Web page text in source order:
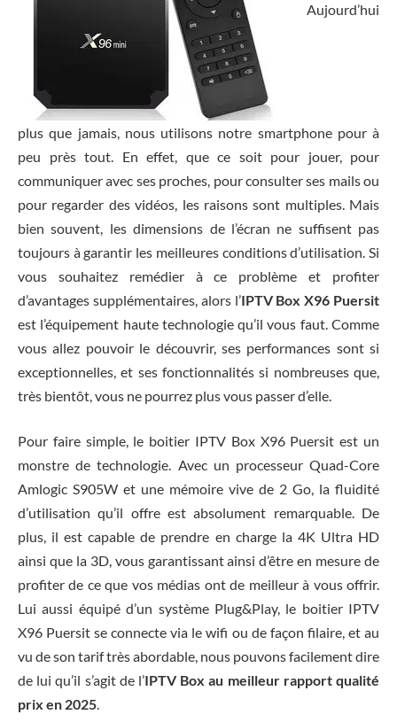
Aujourd’hui
plus que jamais, nous utilisons notre smartphone pour à
peu près tout. En effet, que ce soit pour jouer, pour
communiquer avec ses proches, pour consulter ses mails ou
pour regarder des vidéos, les raisons sont multiples. Mais
bien souvent, les dimensions de l’écran ne suffisent pas
toujours à garantir les meilleures conditions d’utilisation. Si
vous souhaitez remédier à ce problème et profiter
d’avantages supplémentaires, alors l’IPTV Box X96 Puersit
est l’équipement haute technologie qu’il vous faut. Comme
vous allez pouvoir le découvrir, ses performances sont si
exceptionnelles, et ses fonctionnalités si nombreuses que,
très bientôt, vous ne pourrez plus vous passer d’elle.
Pour faire simple, le boitier IPTV Box X96 Puersit est un
monstre de technologie. Avec un processeur Quad-Core
Amlogic S905W et une mémoire vive de 2 Go, la fluidité
d’utilisation qu’il offre est absolument remarquable. De
plus, il est capable de prendre en charge la 4K Ultra HD
ainsi que la 3D, vous garantissant ainsi d’être en mesure de
profiter de ce que vos médias ont de meilleur à vous offrir.
Lui aussi équipé d’un système Plug&Play, le boitier IPTV
X96 Puersit se connecte via le wifi ou de façon filaire, et au
vu de son tarif très abordable, nous pouvons facilement dire
de lui qu’il s’agit de l’IPTV Box au meilleur rapport qualité
prix en 2025.